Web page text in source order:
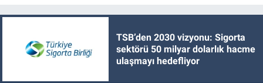
TSB’den 2030 vizyonu: Sigorta
sektörü 50 milyar dolarlık hacme
ulaşmayı hedefliyor